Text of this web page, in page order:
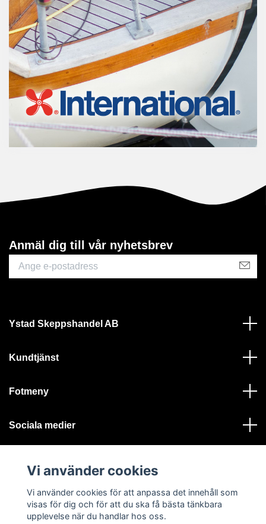
Anmäl dig till vår nyhetsbrev
Ystad Skeppshandel AB
Kundtjänst
Fotmeny
Sociala medier
© 2026 Ystad Skeppshandel - Alla rättigheter reserverade
Vi använder cookies
Vi använder cookies för att anpassa det innehåll som
visas för dig och för att du ska få bästa tänkbara
upplevelse när du handlar hos oss.